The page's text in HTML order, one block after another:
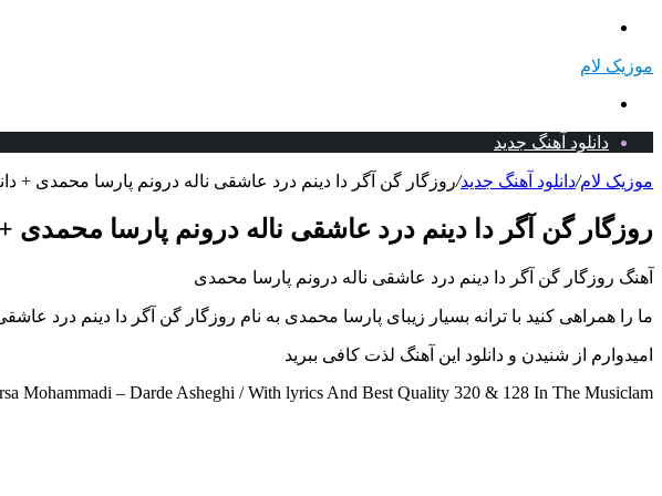
موزیک لام
دانلود آهنگ جدید
موزیک لام/دانلود آهنگ جدید/روزگار گن آگر دا دینم درد عاشقی ناله درونم پارسا محمدی +
روزگار گن آگر دا دینم درد عاشقی ناله درونم پارسا محمدی +
آهنگ روزگار گن آگر دا دینم درد عاشقی ناله درونم پارسا محمدی
ما را همراهی کنید با ترانه بسیار زیبای پارسا محمدی به نام روزگار گن آگر دا دینم درد
امیدوارم از شنیدن و دانلود این آهنگ لذت کافی ببرید
Mohammadi – Darde Asheghi / With lyrics And Best Quality 320 & 128 In The Musiclam